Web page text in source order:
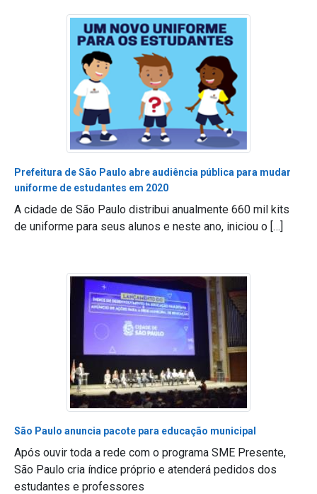
Prefeitura de São Paulo abre audiência pública para mudar
uniforme de estudantes em 2020
A cidade de São Paulo distribui anualmente 660 mil kits
de uniforme para seus alunos e neste ano, iniciou o […]
São Paulo anuncia pacote para educação municipal
Após ouvir toda a rede com o programa SME Presente,
São Paulo cria índice próprio e atenderá pedidos dos
estudantes e professores